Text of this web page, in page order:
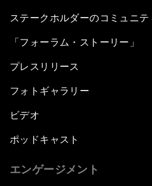
ステークホルダーのコミュニテ
「フォーラム・ストーリー」
プレスリリース
フォトギャラリー
ビデオ
ポッドキャスト
エンゲージメント